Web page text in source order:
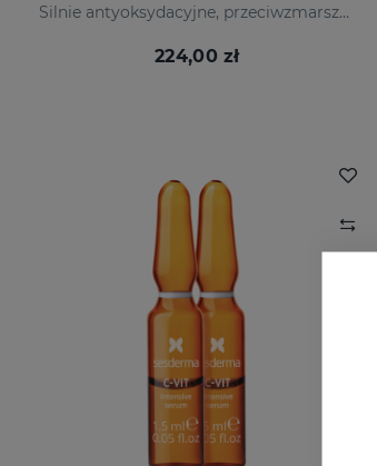
Silnie antyoksydacyjne, przeciwzmarszczkowe i rozjaśniające.
224,00 zł